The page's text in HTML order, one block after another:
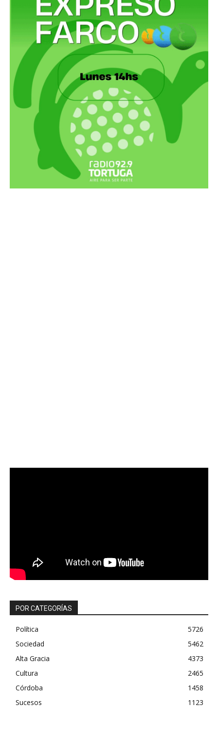
POR CATEGORÍAS
Política
5726
Sociedad
5462
Alta Gracia
4373
Cultura
2465
Córdoba
1458
Sucesos
1123